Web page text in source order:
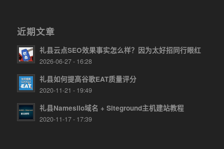
近期文章
礼县云点SEO效果事实怎么样？因为太好招同行眼红
2026-06-27 - 16:28
礼县如何提高谷歌EAT质量评分
2020-11-21 - 19:49
礼县Namesilo域名 + Siteground主机建站教程
2020-11-17 - 17:39